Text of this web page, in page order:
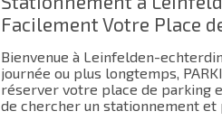
Facilement Votre Place
Bienvenue à Leinfelden-
journée ou plus longtemps,
réserver votre place de parking
de chercher un stationnement